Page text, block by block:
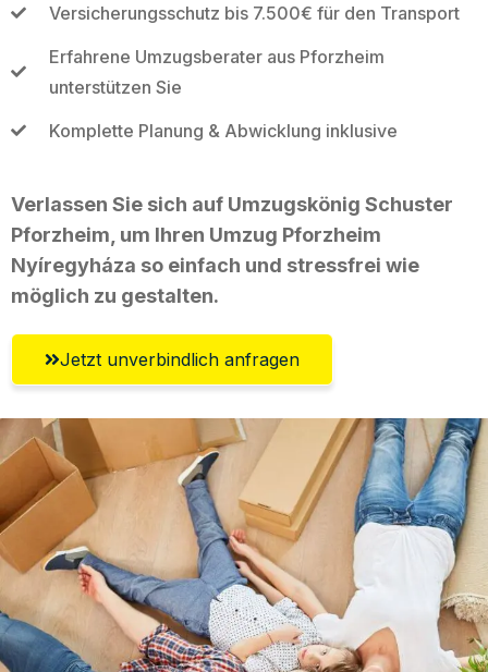
Versicherungsschutz bis 7.500€ für den Transport
Erfahrene Umzugsberater aus Pforzheim
unterstützen Sie
Komplette Planung & Abwicklung inklusive
Verlassen Sie sich auf Umzugskönig Schuster
Pforzheim, um Ihren Umzug Pforzheim
Nyíregyháza so einfach und stressfrei wie
möglich zu gestalten.
Jetzt unverbindlich anfragen